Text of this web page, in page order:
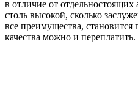
в отличие от отдельностоящих
столь высокой, сколько
все преимущества, становится
качества можно и переплатить.